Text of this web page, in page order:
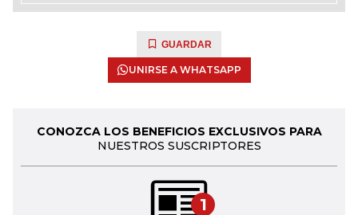
GUARDAR
UNIRSE A WHATSAPP
CONOZCA LOS BENEFICIOS EXCLUSIVOS PARA
NUESTROS SUSCRIPTORES
1